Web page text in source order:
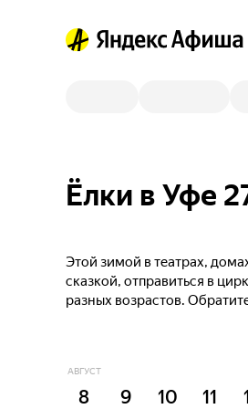
Ёлки в Уфе
Этой зимой в театрах,
сказкой, отправиться в
разных возрастов.
АВГУСТ
8 9 10 11